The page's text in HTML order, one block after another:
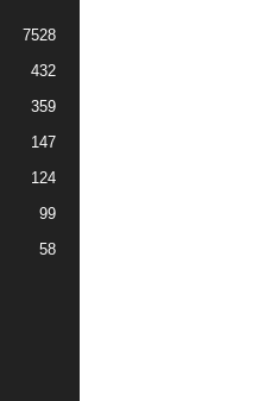
7528
432
359
147
124
99
58